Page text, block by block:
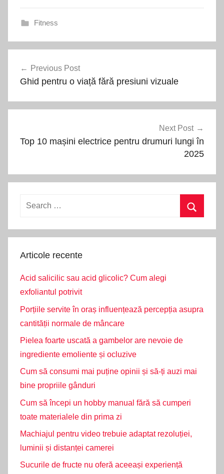
Fitness
Previous Post
Ghid pentru o viață fără presiuni vizuale
Next Post
Top 10 mașini electrice pentru drumuri lungi în
2025
Search
Articole recente
Acid salicilic sau acid glicolic? Cum alegi
exfoliantul potrivit
Porțiile servite în oraș influențează percepția asupra
cantității normale de mâncare
Pielea foarte uscată a gambelor are nevoie de
ingrediente emoliente și ocluzive
Cum să consumi mai puține opinii și să-ți auzi mai
bine propriile gânduri
Cum să începi un hobby manual fără să cumperi
toate materialele din prima zi
Machiajul pentru video trebuie adaptat rezoluției,
luminii și distanței camerei
Sucurile de fructe nu oferă aceeași experiență